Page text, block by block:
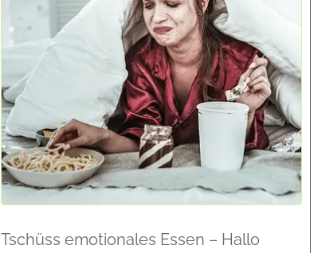
Tschüss emotionales Essen – Hallo